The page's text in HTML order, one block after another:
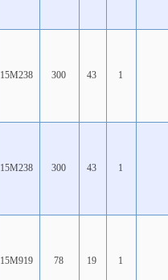
15M238 300 43 1
15M238 300 43 1
15M919 78 19 1